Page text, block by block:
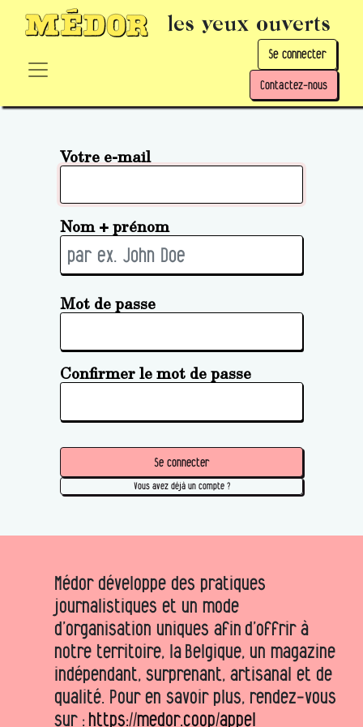
les yeux ouverts
Se connecter
Contactez-nous
Votre e-mail
Nom + prénom
Mot de passe
Confirmer le mot de passe
Se connecter
Vous avez déjà un compte ?
Médor développe des pratiques
journalistiques et un mode
d’organisation uniques afin d’offrir à
notre territoire, la Belgique, un magazine
indépendant, surprenant, artisanal et de
qualité. Pour en savoir plus, rendez-vous
sur : https://medor.coop/appel